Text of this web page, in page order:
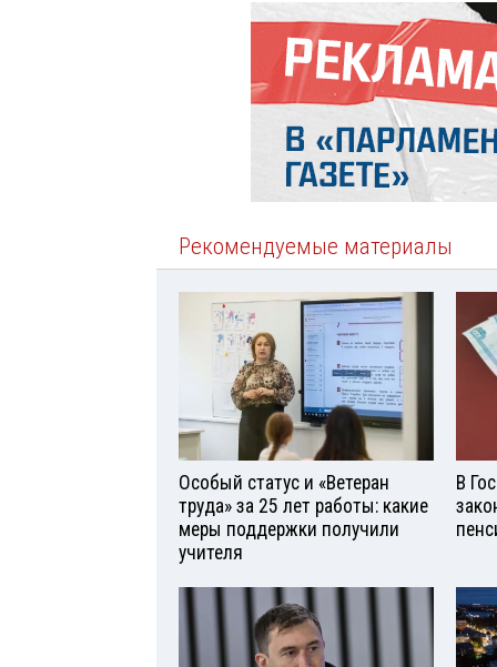
Рекомендуемые материалы
Особый статус и «Ветеран
труда» за 25 лет работы: какие
меры поддержки получили
учителя
В